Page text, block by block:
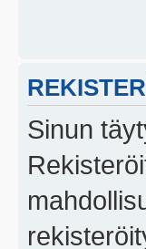
Sinun